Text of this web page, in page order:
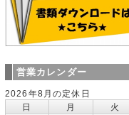
営業カレンダー
2026年8月の定休日
日
月 火